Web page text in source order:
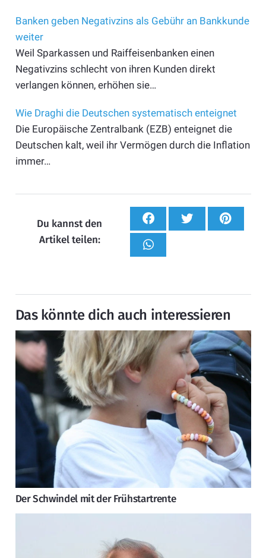
Banken geben Negativzins als Gebühr an Bankkunde
weiter
Weil Sparkassen und Raiffeisenbanken einen
Negativzins schlecht von ihren Kunden direkt
verlangen können, erhöhen sie…
Wie Draghi die Deutschen systematisch enteignet
Die Europäische Zentralbank (EZB) enteignet die
Deutschen kalt, weil ihr Vermögen durch die Inflation
immer…
Du kannst den
Artikel teilen:
Das könnte dich auch interessieren
Der Schwindel mit der Frühstartrente